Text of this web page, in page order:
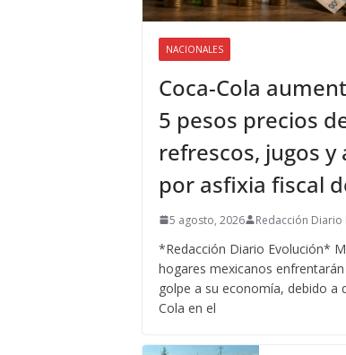
NACIONALES
Coca-Cola
5 pesos precios
refrescos, jugos y
por asfixia fiscal
5 agosto, 2026 Redacción Diario
*Redacción Diario Evolución*
hogares mexicanos
golpe a su economía, debido a
Cola en el